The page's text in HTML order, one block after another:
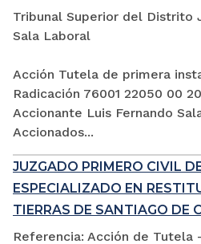
Tribunal Superior del Distrito
Sala Laboral
Acción Tutela de primera
Radicación 76001 22050 00
Accionante Luis Fernando
Accionados...
JUZGADO PRIMERO CIVIL
ESPECIALIZADO EN
TIERRAS DE SANTIAGO DE
Referencia: Acción de